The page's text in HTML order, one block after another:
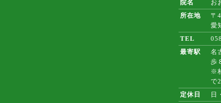
院名
お
所在地
〒
愛
TEL
最寄駅
名
歩
※
で
定休日
日